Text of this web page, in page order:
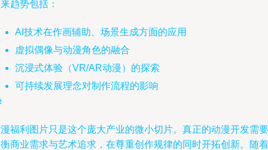
趋势包括：
AI技术在作画辅助、场景生成方面的应用
虚拟偶像与动漫角色的融合
沉浸式体验（VR/AR动漫）的探索
可持续发展理念对制作流程的影响
福利图片只是这个庞大产业的微小切片。真正的动漫开发需要
商业需求与艺术追求，在尊重创作规律的同时开拓创新。随着